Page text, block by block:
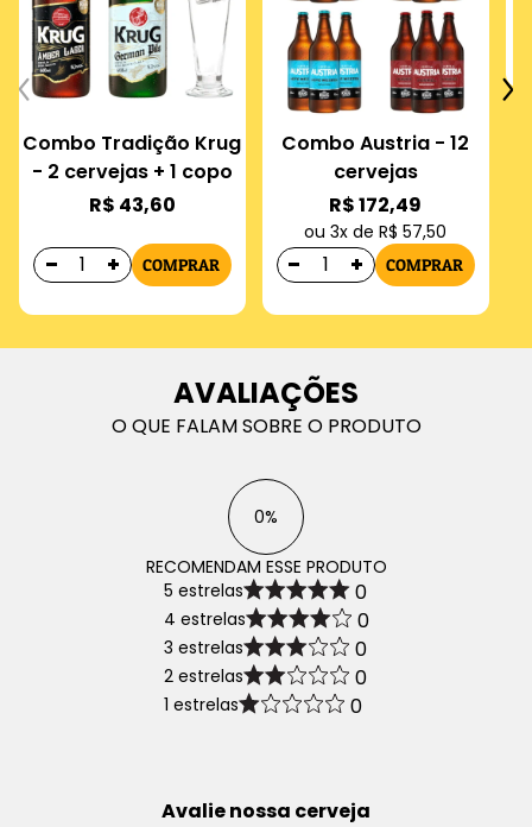
Combo Tradição Krug
- 2 cervejas + 1 copo
R$ 43,60
COMPRAR
Combo Austria - 12
cervejas
R$ 172,49
ou 3x de R$ 57,50
COMPRAR
AVALIAÇÕES
O QUE FALAM SOBRE O PRODUTO
0%
RECOMENDAM ESSE PRODUTO
5 estrelas
0
4 estrelas 0
3 estrelas 0
2 estrelas 0
1 estrelas 0
Avalie nossa cerveja